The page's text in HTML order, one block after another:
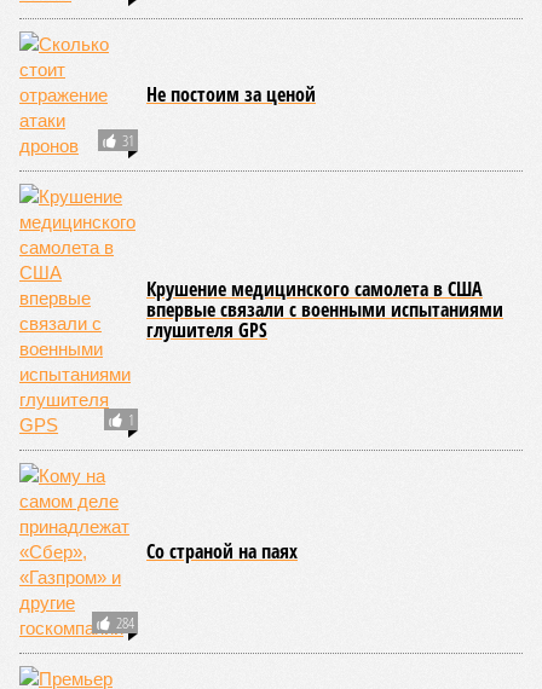
перестают функционировать, отказывают сердце и мозг,
что, разумеется, приводит к смерти. Авторы исследования
называют эти типы клеток «критическими точками
ограничения продолжительности жизни».
Причина ясна, но будущее в тумане
Получается, что бедная несчастная печень, вынужденная
переваривать вредную пищу и прочий алкоголь на
ежедневной основе, могла бы прожить десятки тысяч лет!
А вот мозг, от которого эта печень полностью зависит, – нет.
Согласно сколковской модели повреждение одних только
нейронов сокращает среднюю продолжительность жизни
до 194 лет, а повреждение клеток сердечной мышцы – до
208 лет. Эти результаты заставляют усомниться в мечтах
энтузиастов долголетия, таких как биохакер Брайан
Джонсон, который ежегодно тратит миллионы долларов на
попытки замедлить процесс старения и в конечном счёте
опередить саму смерть, иронизируют в New York Post.
Главная проблема и печаль в том, что не в одних только
мутациях дело.
соматические мутации вносят значительный вклад в
старение, но сами по себе они не могут объяснить
наблюдаемую смертность, –
соавтора исследования
сотрудника Центра био- и медицинских технологий
Сколтеха и старшего научного сотрудника AIRI. –